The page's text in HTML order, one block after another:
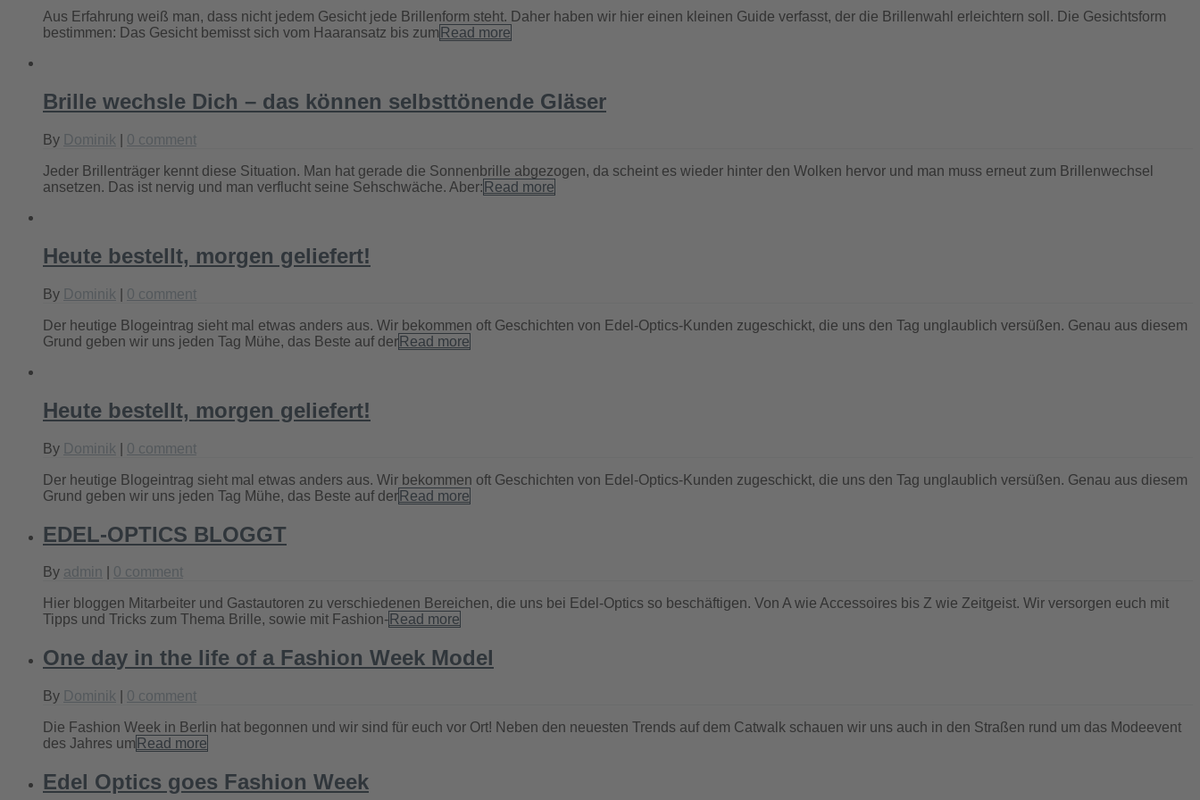
Aus Erfahrung weiß man, dass nicht jedem Gesicht jede Brillenform steht. Daher haben wir hier einen kleinen Guide verfasst, der die Brillenwahl erleichtern soll. Die Gesichtsform
bestimmen: Das Gesicht bemisst sich vom Haaransatz bis zum Read more
Brille wechsle Dich – das können selbsttönende Gläser
By Dominik 0 comment
Jeder Brillenträger kennt diese Situation. Man hat gerade die Sonnenbrille abgezogen, da scheint es wieder hinter den Wolken hervor und man muss erneut zum Brillenwechsel
ansetzen. Das ist nervig und man verflucht seine Sehschwäche. Aber: Read more
Heute bestellt, morgen geliefert!
By Dominik 0 comment
Der heutige Blogeintrag sieht mal etwas anders aus. Wir bekommen oft Geschichten von Edel-Optics-Kunden zugeschickt, die uns den Tag unglaublich versüßen. Genau aus diesem
Grund geben wir uns jeden Tag Mühe, das Beste auf der Read more
Heute bestellt, morgen geliefert!
By Dominik 0 comment
Der heutige Blogeintrag sieht mal etwas anders aus. Wir bekommen oft Geschichten von Edel-Optics-Kunden zugeschickt, die uns den Tag unglaublich versüßen. Genau aus diesem
Grund geben wir uns jeden Tag Mühe, das Beste auf der Read more
EDEL-OPTICS BLOGGT
By admin 0 comment
Hier bloggen Mitarbeiter und Gastautoren zu verschiedenen Bereichen, die uns bei Edel-Optics so beschäftigen. Von A wie Accessoires bis Z wie Zeitgeist. Wir versorgen euch mit
Tipps und Tricks zum Thema Brille, sowie mit Fashion- Read more
One day in the life of a Fashion Week Model
By Dominik 0 comment
Die Fashion Week in Berlin hat begonnen und wir sind für euch vor Ort! Neben den neuesten Trends auf dem Catwalk schauen wir uns auch in den Straßen rund um das Modeevent
des Jahres um Read more
Edel Optics goes Fashion Week